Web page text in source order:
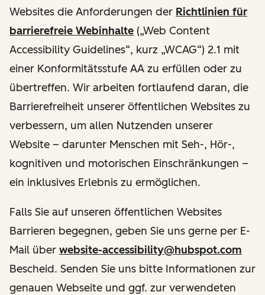
Websites die Anforderungen der Richtlinien für
barrierefreie Webinhalte („Web Content
Accessibility Guidelines“, kurz „WCAG“) 2.1 mit
einer Konformitätsstufe AA zu erfüllen oder zu
übertreffen. Wir arbeiten fortlaufend daran, die
Barrierefreiheit unserer öffentlichen Websites zu
verbessern, um allen Nutzenden unserer
Website – darunter Menschen mit Seh-, Hör-,
kognitiven und motorischen Einschränkungen –
ein inklusives Erlebnis zu ermöglichen.
Falls Sie auf unseren öffentlichen Websites
Barrieren begegnen, geben Sie uns gerne per E-
Mail über website-accessibility@hubspot.com
Bescheid. Senden Sie uns bitte Informationen zur
genauen Webseite und ggf. zur verwendeten